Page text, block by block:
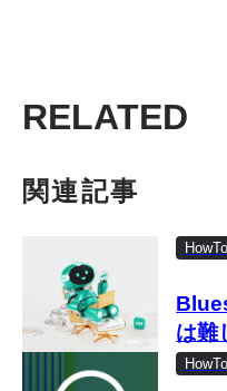
RELATED
関連記事
HowTo
は難
HowTo